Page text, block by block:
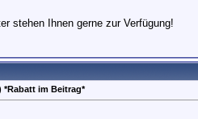
stehen Ihnen gerne zur Verfügung!
im Beitrag*